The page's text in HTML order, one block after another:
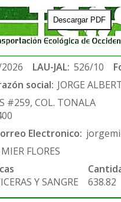
Descargar PDF
LAU-JAL: 526/10
social: JORGE
#259, COL. TONALA
Electronico:
FLORES
Y SANGRE
638.82